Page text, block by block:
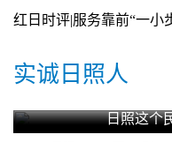
红日时评|服务靠前“一小
实诚日照人
日照这个